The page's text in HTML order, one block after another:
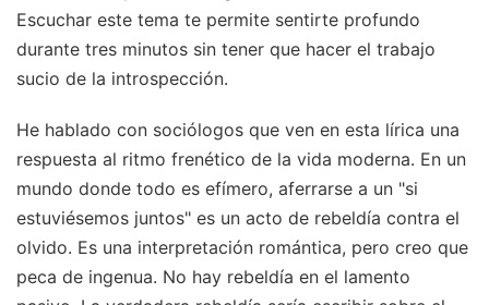
Escuchar este tema te permite sentirte profundo
durante tres minutos sin tener que hacer el trabajo
sucio de la introspección.
He hablado con sociólogos que ven en esta lírica una
respuesta al ritmo frenético de la vida moderna. En un
mundo donde todo es efímero, aferrarse a un "si
estuviésemos juntos" es un acto de rebeldía contra el
olvido. Es una interpretación romántica, pero creo que
peca de ingenua. No hay rebeldía en el lamento